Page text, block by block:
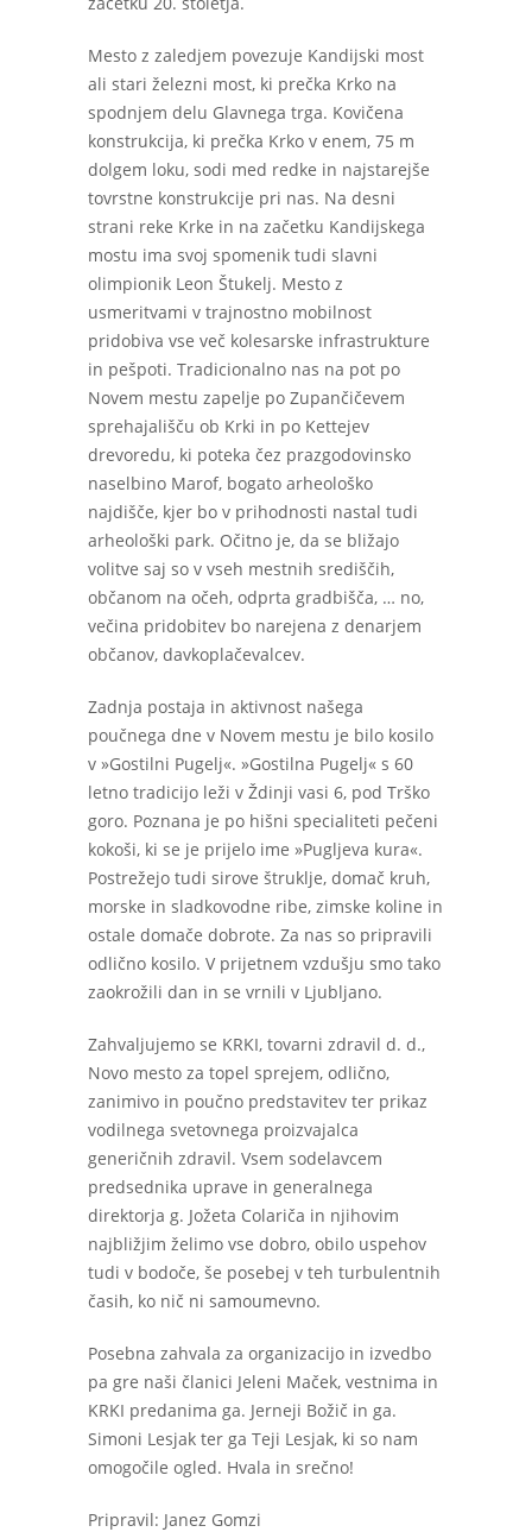
Mesto z zaledjem povezuje Kandijski most
ali stari železni most, ki prečka Krko na
spodnjem delu Glavnega trga. Kovičena
konstrukcija, ki prečka Krko v enem, 75 m
dolgem loku, sodi med redke in najstarejše
tovrstne konstrukcije pri nas. Na desni
strani reke Krke in na začetku Kandijskega
mostu ima svoj spomenik tudi slavni
olimpionik Leon Štukelj. Mesto z
usmeritvami v trajnostno mobilnost
pridobiva vse več kolesarske infrastrukture
in pešpoti. Tradicionalno nas na pot po
Novem mestu zapelje po Zupančičevem
sprehajališču ob Krki in po Kettejev
drevoredu, ki poteka čez prazgodovinsko
naselbino Marof, bogato arheološko
najdišče, kjer bo v prihodnosti nastal tudi
arheološki park. Očitno je, da se bližajo
volitve saj so v vseh mestnih središčih,
občanom na očeh, odprta gradbišča, … no,
večina pridobitev bo narejena z denarjem
občanov, davkoplačevalcev.
Zadnja postaja in aktivnost našega
poučnega dne v Novem mestu je bilo kosilo
v »Gostilni Pugelj«. »Gostilna Pugelj« s 60
letno tradicijo leži v Ždinji vasi 6, pod Trško
goro. Poznana je po hišni specialiteti pečeni
kokoši, ki se je prijelo ime »Pugljeva kura«.
Postrežejo tudi sirove štruklje, domač kruh,
morske in sladkovodne ribe, zimske koline in
ostale domače dobrote. Za nas so pripravili
odlično kosilo. V prijetnem vzdušju smo tako
zaokrožili dan in se vrnili v Ljubljano.
Zahvaljujemo se KRKI, tovarni zdravil d. d.,
Novo mesto za topel sprejem, odlično,
zanimivo in poučno predstavitev ter prikaz
vodilnega svetovnega proizvajalca
generičnih zdravil. Vsem sodelavcem
predsednika uprave in generalnega
direktorja g. Jožeta Colariča in njihovim
najbližjim želimo vse dobro, obilo uspehov
tudi v bodoče, še posebej v teh turbulentnih
časih, ko nič ni samoumevno.
Posebna zahvala za organizacijo in izvedbo
pa gre naši članici Jeleni Maček, vestnima in
KRKI predanima ga. Jerneji Božič in ga.
Simoni Lesjak ter ga Teji Lesjak, ki so nam
omogočile ogled. Hvala in srečno!
Pripravil: Janez Gomzi